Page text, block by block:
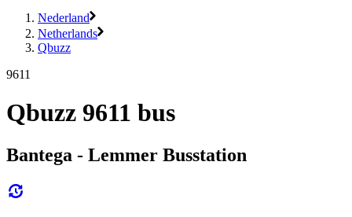
Nederland
Netherlands
Qbuzz
9611
Qbuzz 9611 bus
Bantega - Lemmer Busstation